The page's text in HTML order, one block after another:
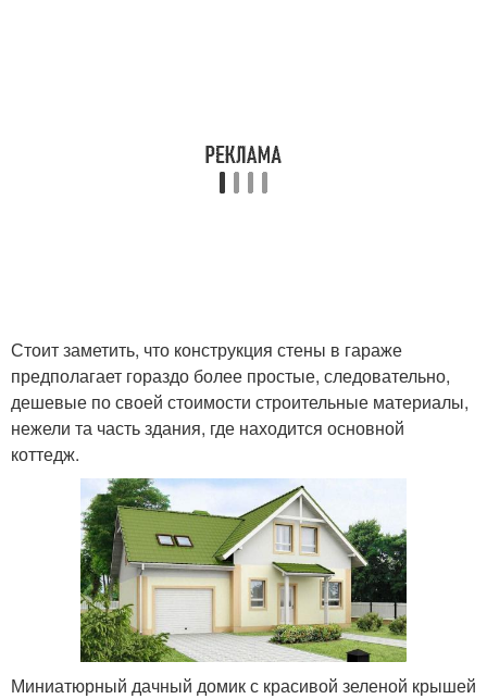
Стоит заметить, что конструкция стены в гараже
предполагает гораздо более простые, следовательно,
дешевые по своей стоимости строительные материалы,
нежели та часть здания, где находится основной
коттедж.
Миниатюрный дачный домик с красивой зеленой крышей